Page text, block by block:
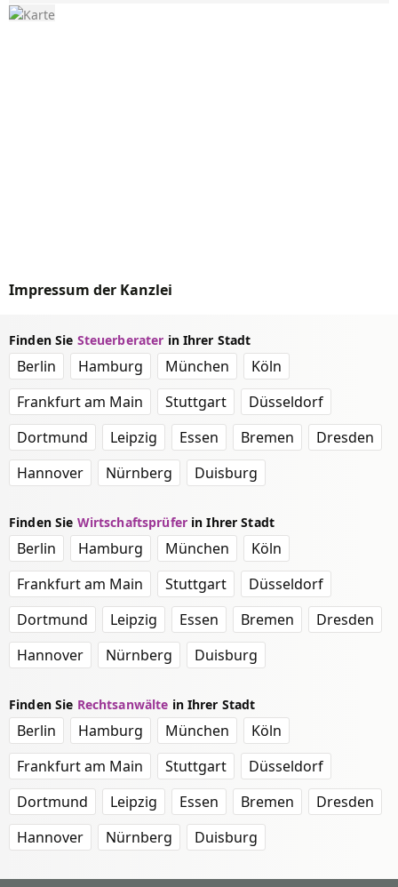
Impressum der Kanzlei
Finden Sie Steuerberater in Ihrer Stadt
Berlin Hamburg München
Köln
Frankfurt am Main
Stuttgart
Düsseldorf
Dortmund
Leipzig Essen Bremen
Dresden
Hannover
Nürnberg Duisburg
Finden Sie Wirtschaftsprüferin Ihrer Stadt
Berlin Hamburg München
Köln
Frankfurt am Main
Stuttgart
Düsseldorf
Dortmund
Leipzig Essen Bremen
Dresden
Hannover
Nürnberg Duisburg
Finden Sie Rechtsanwälte in Ihrer Stadt
Berlin Hamburg München
Köln
Frankfurt am Main
Stuttgart
Düsseldorf
Dortmund
Leipzig Essen Bremen
Dresden
Hannover
Nürnberg Duisburg